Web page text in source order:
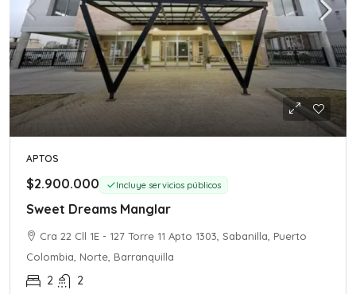
APTOS
$2.900.000 Incluye servicios públicos
Sweet Dreams Manglar
Cra 22 Cll 1E - 127 Torre 11 Apto 1303, Sabanilla, Puerto
Colombia, Norte, Barranquilla
2 2